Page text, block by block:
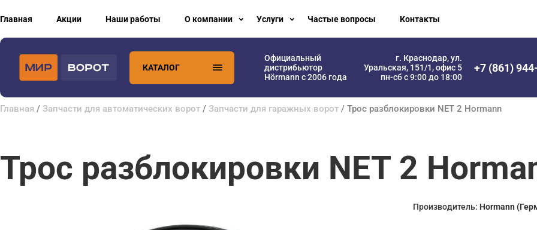
Главная Акции Наши работы О компании Услуги Частые вопросы Контакты
КАТАЛОГ
Официальный
дистрибьютор
Hörmann с 2006 года
г. Краснодар, ул.
Уральская, 151/1, офис 5
пн-сб с 9:00 до 18:00
+7 (861)
Главная / Запчасти для автоматических ворот / Запчасти для гаражных ворот / Трос разблокировки NET 2 Hormann
Трос разблокировки NET 2
Производитель: Hormann